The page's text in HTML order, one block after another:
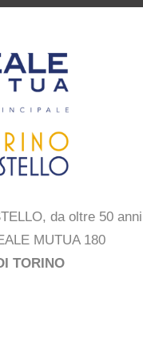
da oltre 50 anni
MUTUA 180
TORINO